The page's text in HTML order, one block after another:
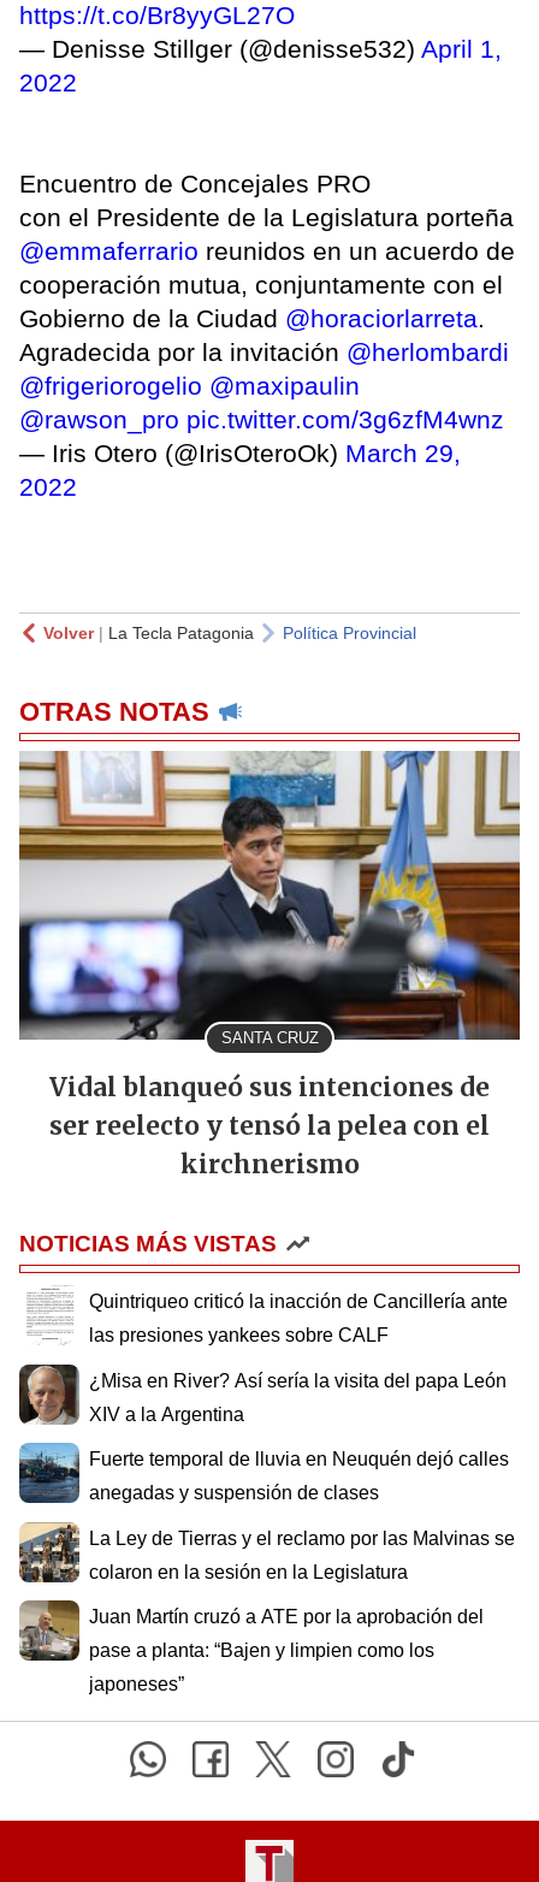
https://t.co/Br8yyGL27O
— Denisse Stillger (@denisse532) April 1,
2022
Encuentro de Concejales PRO
con el Presidente de la Legislatura porteña
@emmaferrario reunidos en un acuerdo de
cooperación mutua, conjuntamente con el
Gobierno de la Ciudad @horaciorlarreta.
Agradecida por la invitación @herlombardi
@frigeriorogelio @maxipaulin
@rawson_pro pic.twitter.com/3g6zfM4wnz
— Iris Otero (@IrisOteroOk) March 29,
2022
Volver| La Tecla Patagonia Política Provincial
OTRAS NOTAS
SANTA CRUZ
Vidal blanqueó sus intenciones de
ser reelecto y tensó la pelea con el
kirchnerismo
NOTICIAS MÁS VISTAS
Quintriqueo criticó la inacción de Cancillería ante
las presiones yankees sobre CALF
¿Misa en River? Así sería la visita del papa León
XIV a la Argentina
Fuerte temporal de lluvia en Neuquén dejó calles
anegadas y suspensión de clases
La Ley de Tierras y el reclamo por las Malvinas se
colaron en la sesión en la Legislatura
Juan Martín cruzó a ATE por la aprobación del
pase a planta: “Bajen y limpien como los
japoneses”